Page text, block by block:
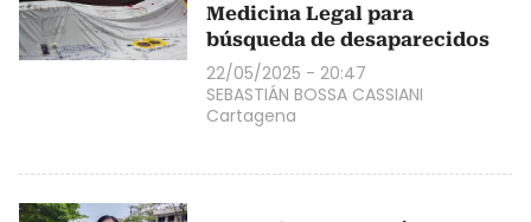
Medicina Legal para
búsqueda de desaparecidos
22/05/2025 - 20:47
SEBASTIÁN BOSSA CASSIANI
Cartagena